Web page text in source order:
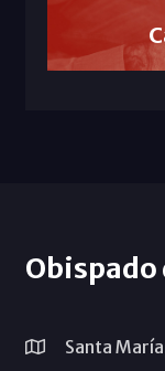
Obispado
Santa